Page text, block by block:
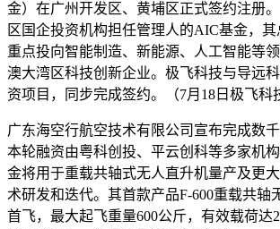
金）在广州开发区、黄埔区正式签约注册
区国企投资机构担任管理人的AIC基金，其
重点投向智能制造、新能源、人工智能等
澳大湾区科技创新企业。极飞科技与导远
资项目，同步完成签约。（7月18日极飞科
广东海空行航空技术有限公司宣布完成数千
本轮融资由粤科创投、平云创科等多家机
金将用于重载共轴式无人直升机量产及更
术研发和迭代。其首款产品F-600重载共轴
首飞，最大起飞重量600公斤，有效载荷达